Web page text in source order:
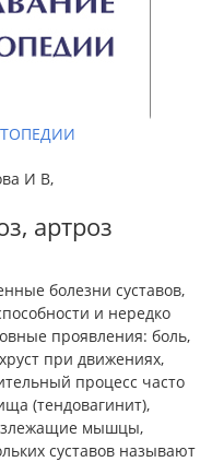
И В,
артроз
болезни суставов,
и нередко
проявления: боль,
при движениях,
процесс часто
(тендовагинит),
мышцы,
суставов называют